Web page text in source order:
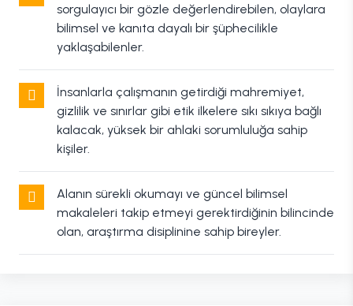
sorgulayıcı bir gözle değerlendirebilen, olaylara
bilimsel ve kanıta dayalı bir şüphecilikle
yaklaşabilenler.
İnsanlarla çalışmanın getirdiği mahremiyet,
gizlilik ve sınırlar gibi etik ilkelere sıkı sıkıya bağlı
kalacak, yüksek bir ahlaki sorumluluğa sahip
kişiler.
Alanın sürekli okumayı ve güncel bilimsel
makaleleri takip etmeyi gerektirdiğinin bilincinde
olan, araştırma disiplinine sahip bireyler.